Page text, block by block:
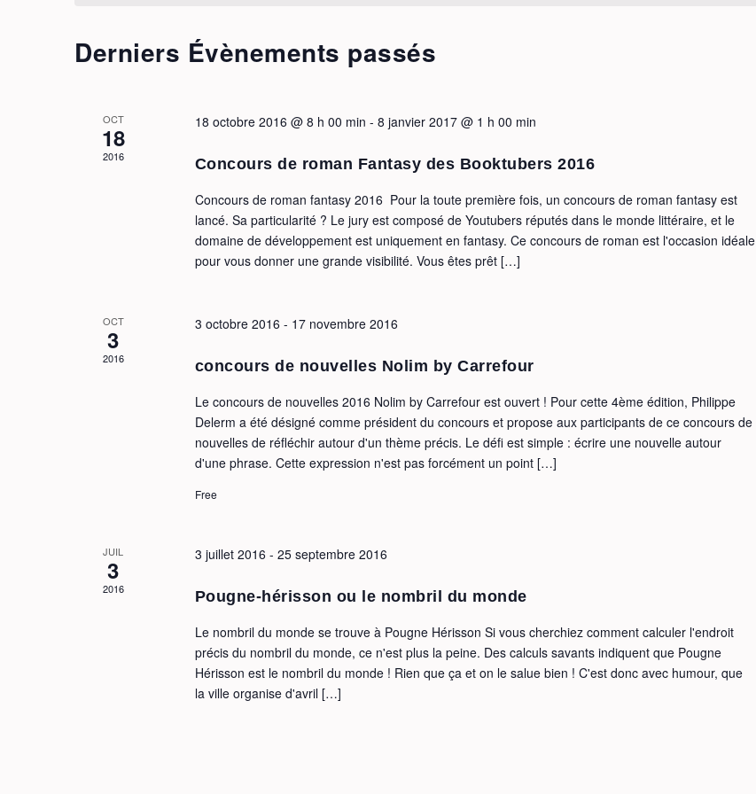
Derniers Évènements passés
OCT
18
2016
18 octobre 2016 @ 8 h 00 min - 8 janvier 2017 @ 1 h 00 min
Concours de roman Fantasy des Booktubers 2016
Concours de roman fantasy 2016 Pour la toute première fois, un concours de roman fantasy est
lancé. Sa particularité ? Le jury est composé de Youtubers réputés dans le monde littéraire, et le
domaine de développement est uniquement en fantasy. Ce concours de roman est l'occasion idéale
pour vous donner une grande visibilité. Vous êtes prêt […]
OCT
3
2016
3 octobre 2016 - 17 novembre 2016
concours de nouvelles Nolim by Carrefour
Le concours de nouvelles 2016 Nolim by Carrefour est ouvert ! Pour cette 4ème édition, Philippe
Delerm a été désigné comme président du concours et propose aux participants de ce concours de
nouvelles de réfléchir autour d'un thème précis. Le défi est simple : écrire une nouvelle autour
d'une phrase. Cette expression n'est pas forcément un point […]
Free
JUIL
3
2016
3 juillet 2016 - 25 septembre 2016
Pougne-hérisson ou le nombril du monde
Le nombril du monde se trouve à Pougne Hérisson Si vous cherchiez comment calculer l'endroit
précis du nombril du monde, ce n'est plus la peine. Des calculs savants indiquent que Pougne
Hérisson est le nombril du monde ! Rien que ça et on le salue bien ! C'est donc avec humour, que
la ville organise d'avril […]